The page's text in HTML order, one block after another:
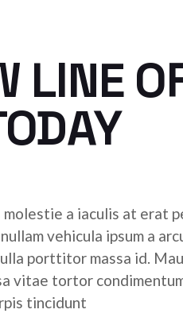
LINE
molestie a iaculis at erat
vehicula ipsum a
porttitor massa id.
vitae tortor
tincidunt